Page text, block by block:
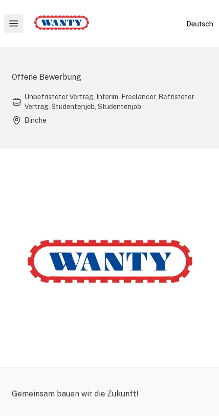
Open main menu
Wanty
Deutsch
Offene Bewerbung
Unbefristeter Vertrag, Interim, Freelancer, Befristeter
Vertrag, Studentenjob, Studentenjob
Binche
Gemeinsam bauen wir die Zukunft!